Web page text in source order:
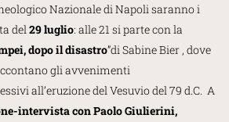
Nazionale di Napoli saranno i
del 29 luglio: alle 21 si parte con la
dopo il disastro”di Sabine Bier , dove
gli avvenimenti
all’eruzione del Vesuvio del 79 d.C. A
intervista con Paolo Giulierini,